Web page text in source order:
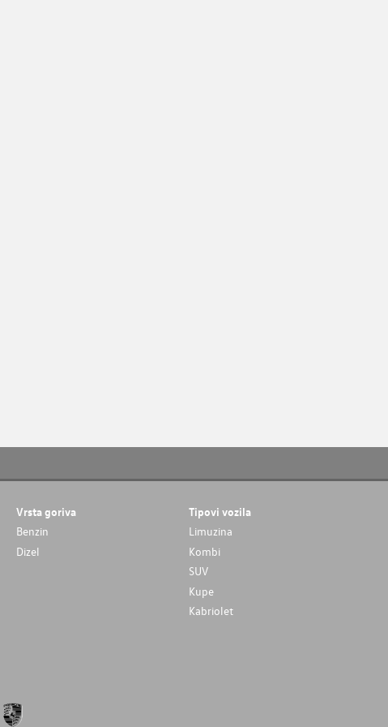
Vrsta goriva
Benzin
Dizel
Tipovi vozila
Limuzina
Kombi
SUV
Kupe
Kabriolet